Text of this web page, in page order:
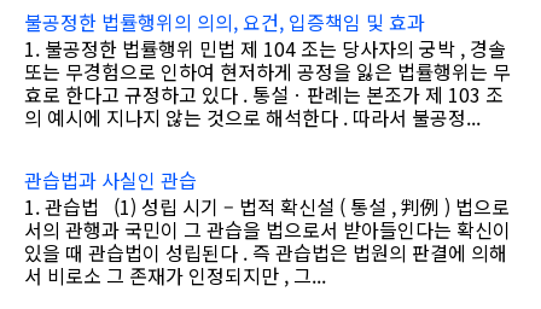
불공정한 법률행위의 의의, 요건, 입증책임 및 효과
1. 불공정한 법률행위 민법 제 104 조는 당사자의 궁박 , 경솔
또는 무경험으로 인하여 현저하게 공정을 잃은 법률행위는 무
효로 한다고 규정하고 있다 . 통설ㆍ판례는 본조가 제 103 조
의 예시에 지나지 않는 것으로 해석한다 . 따라서 불공정...
관습법과 사실인 관습
1. 관습법 (1) 성립 시기 – 법적 확신설 ( 통설 , 判例 ) 법으로
서의 관행과 국민이 그 관습을 법으로서 받아들인다는 확신이
있을 때 관습법이 성립된다 . 즉 관습법은 법원의 판결에 의해
서 비로소 그 존재가 인정되지만 , 그...